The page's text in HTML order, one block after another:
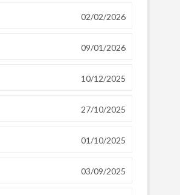
02/02/2026
09/01/2026
10/12/2025
27/10/2025
01/10/2025
03/09/2025